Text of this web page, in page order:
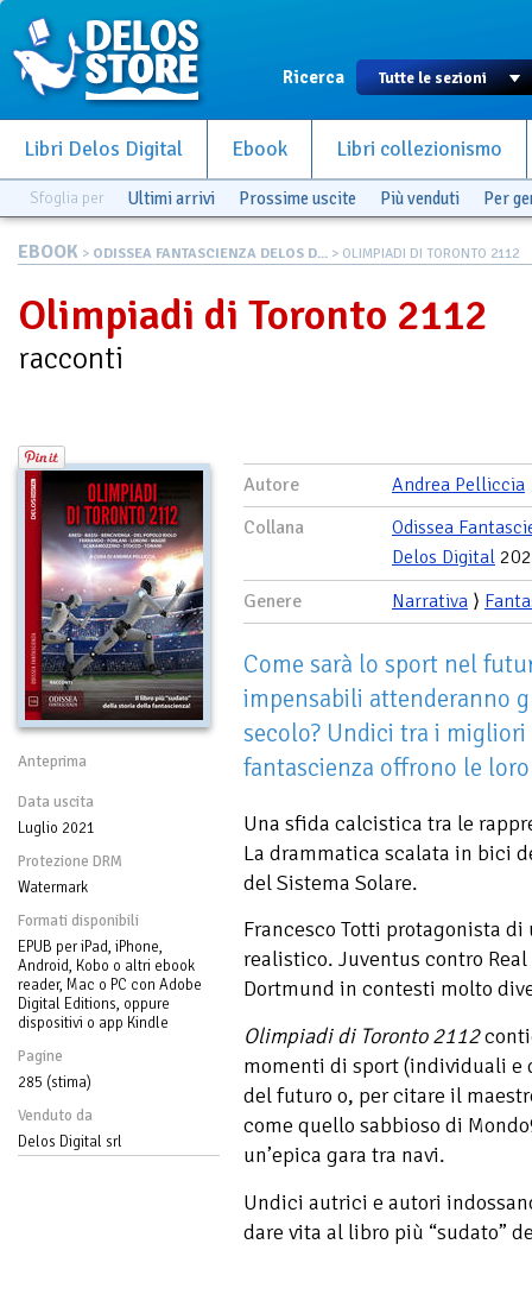
Ricerca
Libri Delos Digital Ebook Libri collezionismo
Sfoglia per Ultimi arrivi Prossime uscite Più venduti Per
EBOOK > ODISSEA FANTASCIENZA DELOS D... > OLIMPIADI DI TORONTO 2112
Olimpiadi di Toronto 2112
racconti
Anteprima
Data uscita
Luglio 2021
Protezione DRM
Watermark
Formati disponibili
EPUB per iPad, iPhone,
Android, Kobo o altri ebook
reader, Mac o PC con Adobe
Digital Editions, oppure
dispositivi o app Kindle
Pagine
285 (stima)
Venduto da
Delos Digital srl
Autore
Andrea Pelliccia
Collana
Odissea
Delos Digital
Genere
Narrativa ⟩
Come sarà lo sport nel
impensabili attenderanno
secolo? Undici tra i
fantascienza offrono le
Una sfida calcistica tra le
La drammatica scalata in bici
del Sistema Solare.
Francesco Totti protagonista
realistico. Juventus contro
Dortmund in contesti molto
Olimpiadi di Toronto 2112
momenti di sport (individuali e
del futuro o, per citare il
come quello sabbioso di
un’epica gara tra navi.
Undici autrici e autori
dare vita al libro più “sudato”